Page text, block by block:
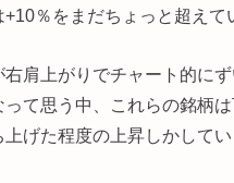
％をまだちょっと超えて
肩上がりでチャート的に
て思う中、これらの銘柄
げた程度の上昇しかしてい